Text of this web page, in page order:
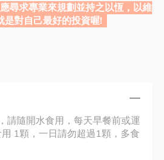
尋求專業來規劃並持之以恆， 以維
對自己最好的投資喔!
請隨開水食用，每天早餐前或運
1顆，一日請勿超過1顆，多食